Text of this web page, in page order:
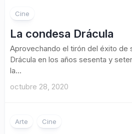
Cine
La condesa Drácula
Aprovechando el tirón del éxito de
Drácula en los años sesenta y
la...
octubre 28, 2020
Arte Cine